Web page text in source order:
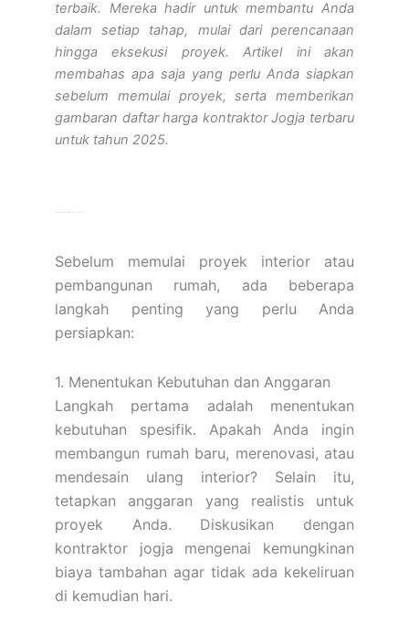
terbaik. Mereka hadir untuk membantu Anda
dalam setiap tahap, mulai dari perencanaan
hingga eksekusi proyek. Artikel ini akan
membahas apa saja yang perlu Anda siapkan
sebelum memulai proyek, serta memberikan
gambaran daftar harga kontraktor Jogja terbaru
untuk tahun 2025.
Sebelum memulai proyek interior atau
pembangunan rumah, ada beberapa
langkah penting yang perlu Anda
persiapkan:
1. Menentukan Kebutuhan dan Anggaran
Langkah pertama adalah menentukan
kebutuhan spesifik. Apakah Anda ingin
membangun rumah baru, merenovasi, atau
mendesain ulang interior? Selain itu,
tetapkan anggaran yang realistis untuk
proyek Anda. Diskusikan dengan
kontraktor jogja mengenai kemungkinan
biaya tambahan agar tidak ada kekeliruan
di kemudian hari.